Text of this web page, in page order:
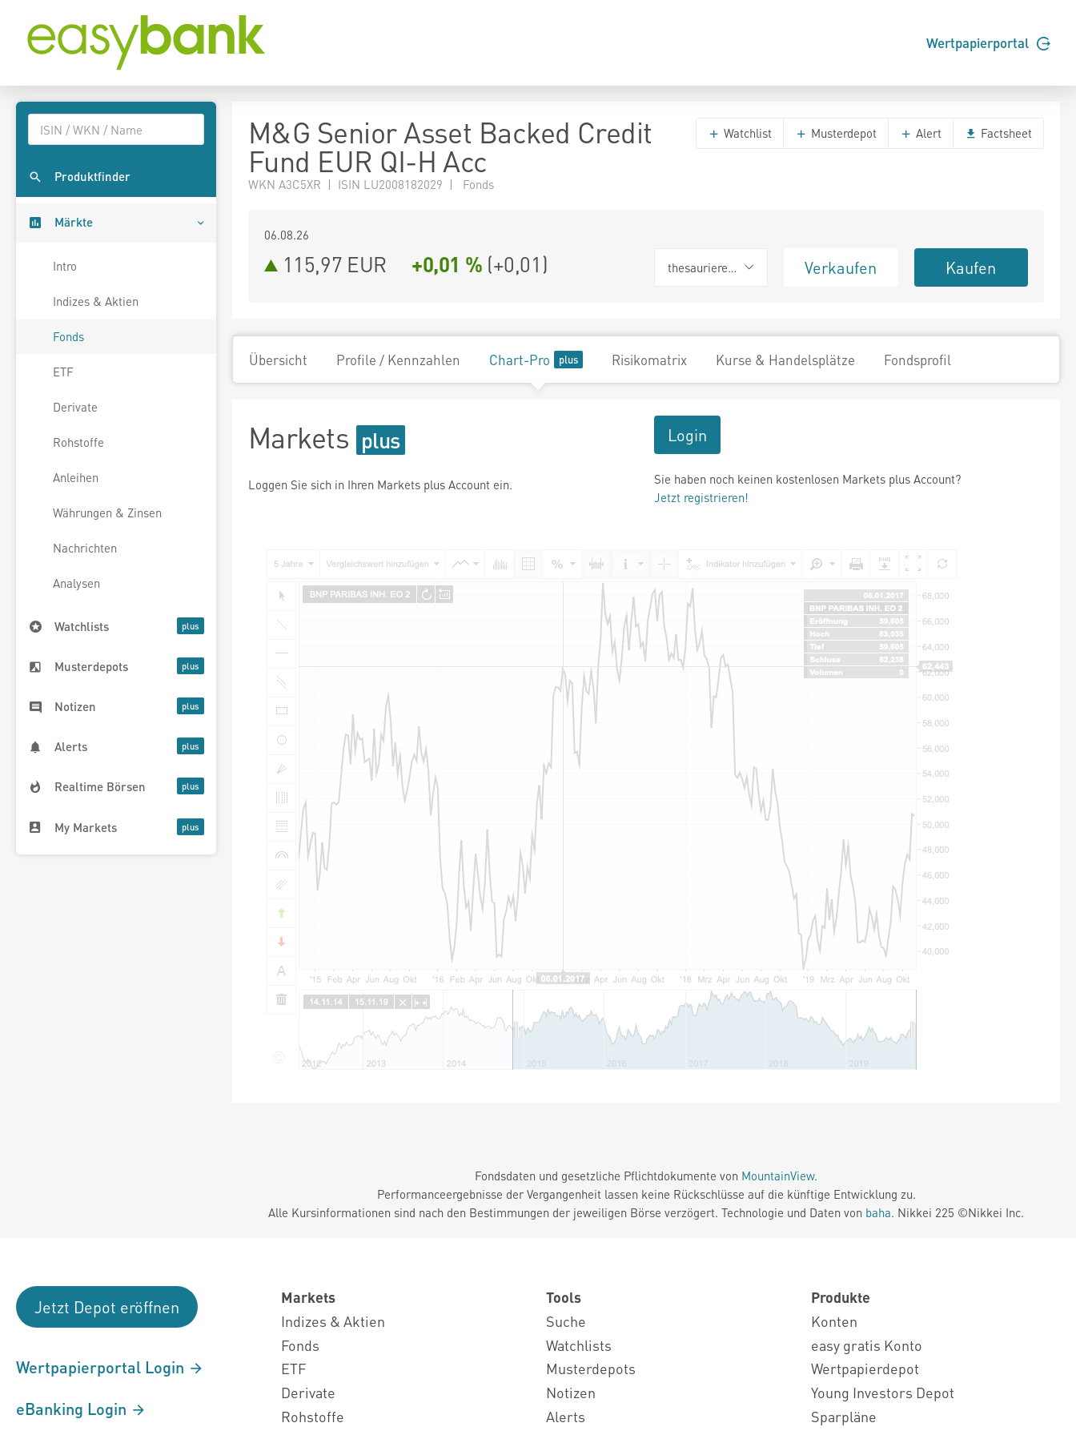
Wertpapierportal
Produktfinder
Märkte
Intro
Indizes & Aktien
Fonds
ETF
Derivate
Rohstoffe
Anleihen
Währungen & Zinsen
Nachrichten
Analysen
Watchlists
Musterdepots
Notizen
Alerts
Realtime Börsen
My Markets
M&G Senior Asset Backed Credit
Fund EUR QI-H Acc
WKN A3C5XR | ISIN LU2008182029 | Fonds
Watchlist Musterdepot Alert Factsheet
06.08.26
115,97 EUR +0,01 % (+0,01) thesaurierend Verkaufen Kaufen
Übersicht Profile / Kennzahlen Chart-Pro Risikomatrix Kurse & Handelsplätze Fondsprofil
Markets
Loggen Sie sich in Ihren Markets plus Account ein.
Login
Sie haben noch keinen kostenlosen Markets plus Account?
Jetzt registrieren!
Fondsdaten und gesetzliche Pflichtdokumente von MountainView.
Performanceergebnisse der Vergangenheit lassen keine Rückschlüsse auf die künftige Entwicklung zu.
Alle Kursinformationen sind nach den Bestimmungen der jeweiligen Börse verzögert. Technologie und Daten von baha. Nikkei 225 ©Nikkei Inc.
Jetzt Depot eröffnen
Wertpapierportal Login
eBanking Login
Markets
Indizes & Aktien
Fonds
ETF
Derivate
Rohstoffe
Tools
Suche
Watchlists
Musterdepots
Notizen
Alerts
Produkte
Konten
easy gratis Konto
Wertpapierdepot
Young Investors Depot
Sparpläne